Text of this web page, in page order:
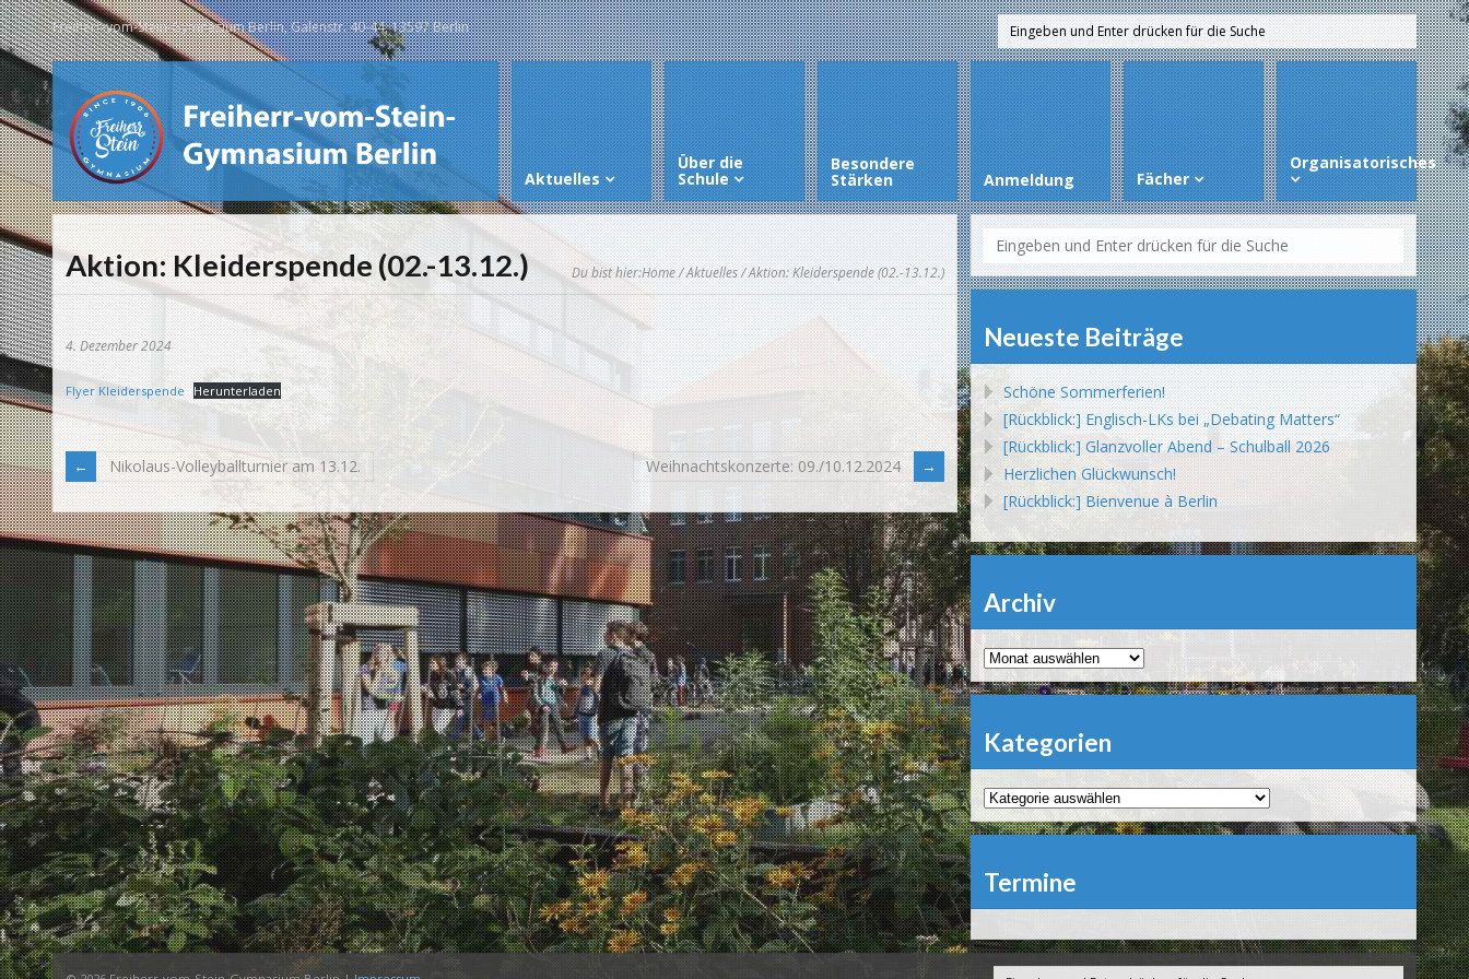
Freiherr-vom-Stein-Gymnasium Berlin, Galenstr. 40-44, 13597 Berlin
Aktuelles
Über die
Schule
Besondere
Stärken Anmeldung Fächer
Organisatorisches
Aktion: Kleiderspende (02.-13.12.) Du bist hier:Home/Aktuelles/ Aktion: Kleiderspende (02.-13.12.)
4. Dezember 2024
Flyer Kleiderspende Herunterladen
Nikolaus-Volleyballturnier am 13.12. Weihnachtskonzerte: 09./10.12.2024
Neueste Beiträge
Schöne Sommerferien!
[Rückblick:] Englisch-LKs bei „Debating Matters“
[Rückblick:] Glanzvoller Abend – Schulball 2026
Herzlichen Glückwunsch!
[Rückblick:] Bienvenue à Berlin
Archiv
Archiv
Kategorien
Kategorien
Termine